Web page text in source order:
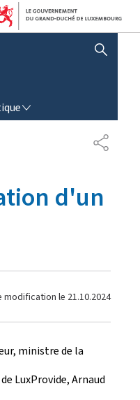
AFFICHER / MASQUER LA RECHERCHE
P
A
A
d'un
modification le 21.10.2024
ministre de la
LuxProvide, Arnaud